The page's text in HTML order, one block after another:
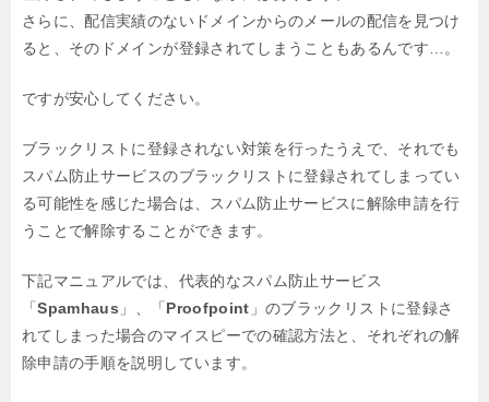
さらに、配信実績のないドメインからのメールの配信を見つけ
ると、 そのドメインが登録されてしまうこともあるんです…。
ですが安心してください。
ブラックリストに登録されない対策を行ったうえで、 それでも
スパム防止サービスのブラックリストに登録されてしまってい
る可能性を感じた場合は、
スパム防止サービスに解除申請を行
うことで解除することができます。
下記マニュアルでは、代表的なスパム防止サービス
「Spamhaus 」、「 Proofpoint 」のブラックリストに登録さ
れてしまった場合のマイスピーでの確認方法と、 それぞれの解
除申請の手順を説明しています。